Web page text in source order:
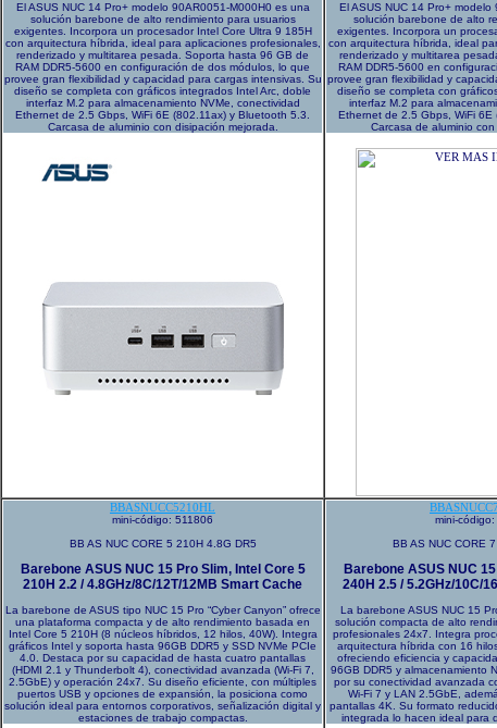
El ASUS NUC 14 Pro+ modelo 90AR0051-M000H0 es una
solución barebone de alto rendimiento para usuarios
exigentes. Incorpora un procesador Intel Core Ultra 9 185H
con arquitectura híbrida, ideal para aplicaciones profesionales,
renderizado y multitarea pesada. Soporta hasta 96 GB de
RAM DDR5-5600 en configuración de dos módulos, lo que
provee gran flexibilidad y capacidad para cargas intensivas. Su
diseño se completa con gráficos integrados Intel Arc, doble
interfaz M.2 para almacenamiento NVMe, conectividad
Ethernet de 2.5 Gbps, WiFi 6E (802.11ax) y Bluetooth 5.3.
Carcasa de aluminio con disipación mejorada.
El ASUS NUC 14 Pro+
solución barebone de alto
exigentes. Incorpora un
con arquitectura híbrida, ideal
renderizado y multitarea
RAM DDR5-5600 en
provee gran flexibilidad y
diseño se completa con
interfaz M.2 para
Ethernet de 2.5 Gbps, WiFi 6E
Carcasa de aluminio con
BBASNUCC5210HL
mini-código: 511806
BB AS NUC CORE 5 210H 4.8G DR5
Barebone ASUS NUC 15 Pro Slim, Intel Core 5
210H 2.2 / 4.8GHz/8C/12T/12MB Smart Cache
La barebone de ASUS tipo NUC 15 Pro “Cyber Canyon” ofrece
una plataforma compacta y de alto rendimiento basada en
Intel Core 5 210H (8 núcleos híbridos, 12 hilos, 40W). Integra
gráficos Intel y soporta hasta 96GB DDR5 y SSD NVMe PCIe
4.0. Destaca por su capacidad de hasta cuatro pantallas
(HDMI 2.1 y Thunderbolt 4), conectividad avanzada (Wi-Fi 7,
2.5GbE) y operación 24x7. Su diseño eficiente, con múltiples
puertos USB y opciones de expansión, la posiciona como
solución ideal para entornos corporativos, señalización digital y
estaciones de trabajo compactas.
mini-
BB AS NUC CORE
Barebone ASUS NUC
240H 2.5 / 5.2GHz/10C/
La barebone ASUS NUC 15
solución compacta de alto
profesionales 24x7. Integra
arquitectura híbrida con 16
ofreciendo eficiencia y
96GB DDR5 y almacenamiento
por su conectividad avanzada
Wi-Fi 7 y LAN 2.5GbE,
pantallas 4K. Su formato
integrada lo hacen ideal para